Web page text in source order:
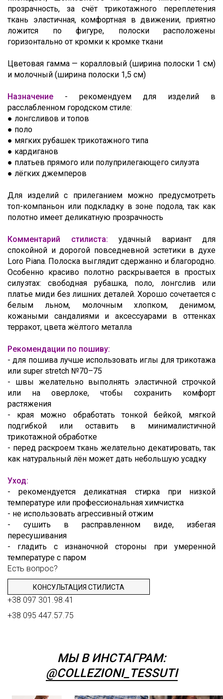
прозрачность, за счёт трикотажного переплетения
ткань эластичная, комфортная в движении, приятно
ложится по фигуре, полоски расположены
горизонтально от кромки к кромке ткани
Цветовая гамма — коралловый (ширина полоски 1 см)
и молочный (ширина полоски 1,5 см)
Назначение - рекомендуем для изделий в
расслабленном городском стиле:
● лонгсливов и топов
● поло
● мягких рубашек трикотажного типа
● кардиганов
● платьев прямого или полуприлегающего силуэта
● лёгких джемперов
Для изделий с прилеганием можно предусмотреть
топ-компаньон или подкладку в зоне подола, так как
полотно имеет деликатную прозрачность
Комментарий стилиста: удачный вариант для
спокойной и дорогой повседневной эстетики в духе
Loro Piana. Полоска выглядит сдержанно и благородно.
Особенно красиво полотно раскрывается в простых
силуэтах: свободная рубашка, поло, лонгслив или
платье миди без лишних деталей. Хорошо сочетается с
белым льном, молочным хлопком, денимом,
кожаными сандалиями и аксессуарами в оттенках
терракот, цвета жёлтого металла
Рекомендации по пошиву:
- для пошива лучше использовать иглы для трикотажа
или super stretch №70–75
- швы желательно выполнять эластичной строчкой
или на оверлоке, чтобы сохранить комфорт
растяжения
- края можно обработать тонкой бейкой, мягкой
подгибкой или оставить в минималистичной
трикотажной обработке
- перед раскроем ткань желательно декатировать, так
как натуральный лён может дать небольшую усадку
Уход:
- рекомендуется деликатная стирка при низкой
температуре или профессиональная химчистка
- не использовать агрессивный отжим
- сушить в расправленном виде, избегая
пересушивания
- гладить с изнаночной стороны при умеренной
температуре с паром
Есть вопрос?
КОНСУЛЬТАЦИЯ СТИЛИСТА
+38 097 301.98.41
+38 095 447.57.75
МЫ В ИНСТАГРАМ:
@COLLEZIONI_TESSUTI